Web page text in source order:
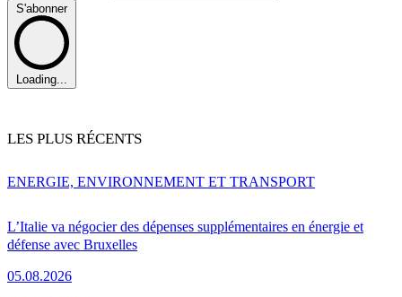
S'abonner
Loading...
LES PLUS RÉCENTS
L’Italie va négocier des dépenses supplémentaires en énergie et
défense avec Bruxelles
05.08.2026
ENERGIE, ENVIRONNEMENT ET TRANSPORT